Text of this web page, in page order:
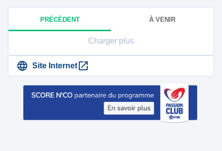
PRÉCÉDENT À VENIR
Charger plus
Site Internet